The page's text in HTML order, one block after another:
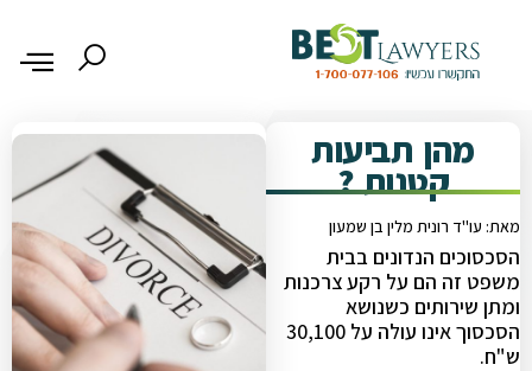
מהן תביעות
קטנות ?
מאת: עו"ד רונית מלין בן שמעון
הסכסוכים הנדונים בבית
משפט זה הם על רקע צרכנות
ומתן שירותים כשנושא
הסכסוך אינו עולה על 30,100
ש"ח.